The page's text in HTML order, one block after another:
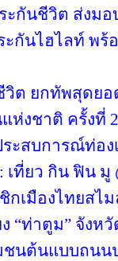
ะกันชีวิต ส่งม
กันไฮไลท์ พร้
วิต ยกทัพสุดย
ห่งชาติ ครั้งที่
ระสบการณ์ท่อ
เที่ยว กิน ฟิน มู
กเมืองไทยสไ
“ท่าตูม” จังห
นต้นแบบถนน